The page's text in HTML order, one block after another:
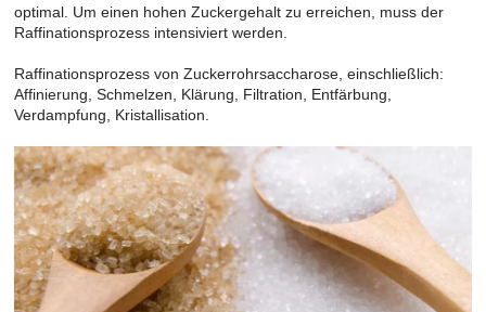
optimal. Um einen hohen Zuckergehalt zu erreichen, muss der
Raffinationsprozess intensiviert werden.
Raffinationsprozess von Zuckerrohrsaccharose, einschließlich:
Affinierung, Schmelzen, Klärung, Filtration, Entfärbung,
Verdampfung, Kristallisation.